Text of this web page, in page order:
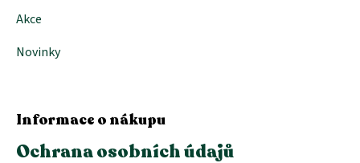
Akce
Novinky
Informace o nákupu
Ochrana osobních údajů